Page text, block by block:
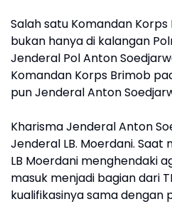
Salah satu Komandan
bukan hanya di kalangan
Jenderal Pol Anton
Komandan Korps Brimob
pun Jenderal Anton
Kharisma Jenderal Anton
Jenderal LB. Moerdani. Saat
LB Moerdani menghendaki
masuk menjadi bagian dari
kualifikasinya sama dengan